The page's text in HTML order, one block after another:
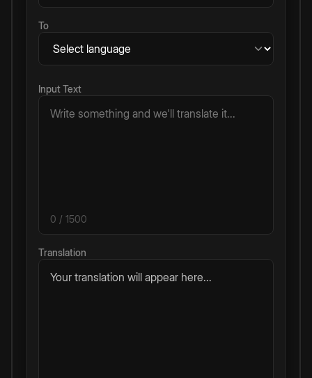
To
Input Text
0 / 1500
Translation
Your translation will appear here...